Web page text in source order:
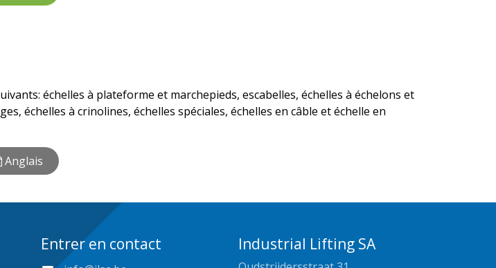
échelles à plateforme et marchepieds, escabelles, échelles à échelons et
échelles à crinolines, échelles spéciales, échelles en câble et échelle en
Anglais
Entrer en contact Industrial Lifting SA